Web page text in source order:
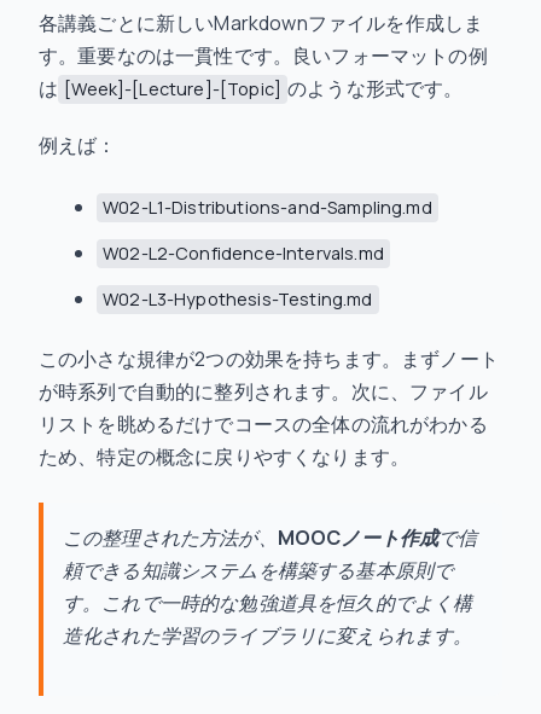
各講義ごとに新しいMarkdownファイルを作成しま
す。重要なのは一貫性です。良いフォーマットの例
は
[Week]-[Lecture]-[Topic] のような形式です。
例えば：
W02-L1-Distributions-and-Sampling.md
W02-L2-Confidence-Intervals.md
W02-L3-Hypothesis-Testing.md
この小さな規律が2つの効果を持ちます。まずノート
が時系列で自動的に整列されます。次に、ファイル
リストを眺めるだけでコースの全体の流れがわかる
ため、特定の概念に戻りやすくなります。
この整理された方法が、 MOOCノート作成で信
頼できる知識システムを構築する基本原則で
す。これで一時的な勉強道具を恒久的でよく構
造化された学習のライブラリに変えられます。